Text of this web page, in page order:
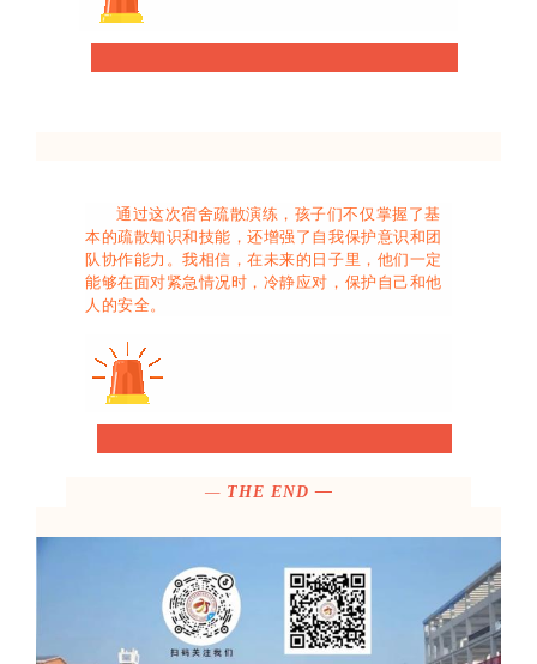
通过这次宿舍疏散演练，孩子们不仅掌握了基
本的疏散知识和技能，还增强了自我保护意识和团
队协作能力。我相信，在未来的日子里，他们一定
能够在面对紧急情况时，冷静应对，保护自己和他
人的安全。
— THE END —